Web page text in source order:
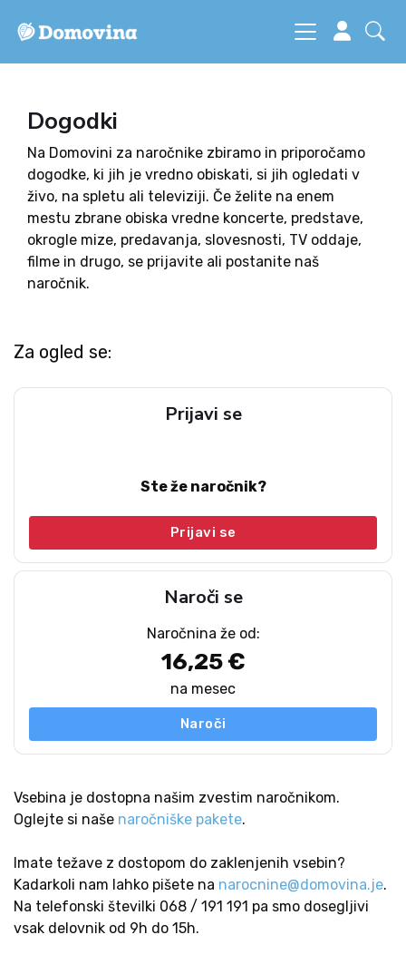
Dogodki
Na Domovini za naročnike zbiramo in priporočamo
dogodke, ki jih je vredno obiskati, si jih ogledati v
živo, na spletu ali televiziji. Če želite na enem
mestu zbrane obiska vredne koncerte, predstave,
okrogle mize, predavanja, slovesnosti, TV oddaje,
filme in drugo, se prijavite ali postanite naš
naročnik.
Za ogled se:
Prijavi se
Ste že naročnik?
Prijavi se
Naroči se
Naročnina že od:
16,25 €
na mesec
Naroči
Vsebina je dostopna našim zvestim naročnikom.
Oglejte si naše naročniške pakete.
Imate težave z dostopom do zaklenjenih vsebin?
Kadarkoli nam lahko pišete na narocnine@domovina.je.
Na telefonski številki 068 / 191 191 pa smo dosegljivi
vsak delovnik od 9h do 15h.